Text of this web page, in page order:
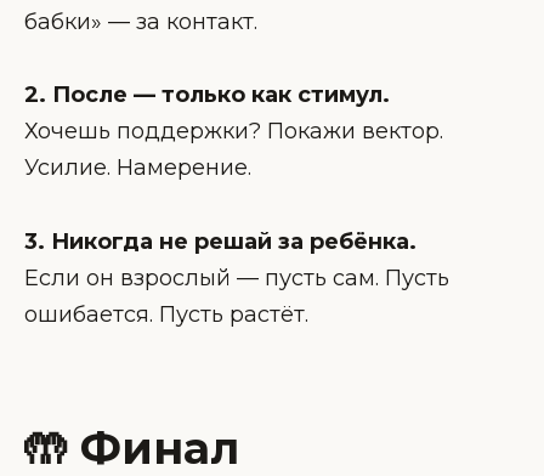
бабки» — за контакт.
2. После — только как стимул.
Хочешь поддержки? Покажи вектор.
Усилие. Намерение.
3. Никогда не решай за ребёнка.
Если он взрослый — пусть сам. Пусть
ошибается. Пусть растёт.
🤲 Финал